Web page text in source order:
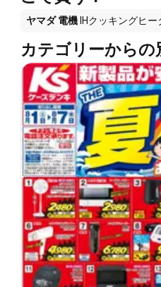
ヤマダ 電機 IHクッキングヒー
カテゴリーからの